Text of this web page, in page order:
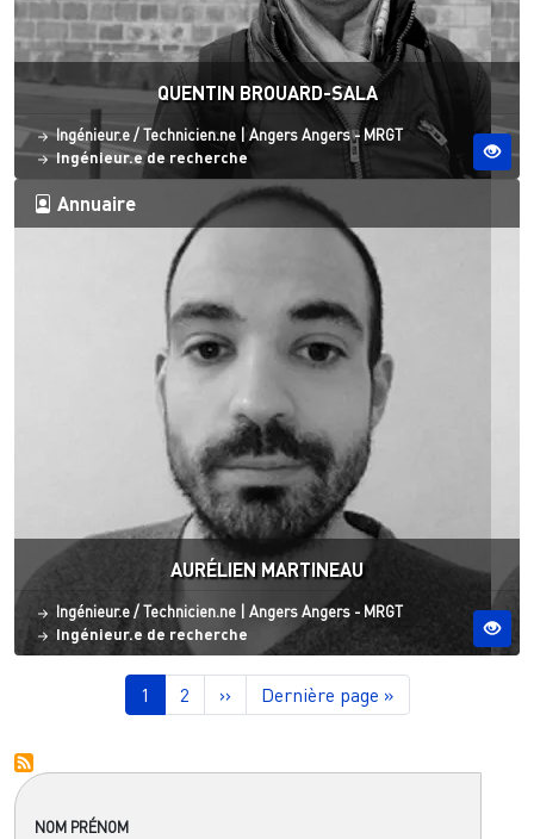
NOM PRÉNOM
QUENTIN BROUARD-SALA
Statut
Ingénieur.e / Technicien.ne |Site ESO
AngersAngers - MRGT
Ingénieur.e de recherche
Annuaire
AURÉLIEN MARTINEAU
Statut
Ingénieur.e / Technicien.ne Site ESO
AngersAngers - MRGT
Ingénieur.e de recherche
Pagination
Page courante
1 Page
2 Page suivante
›› Dernière page
Dernière page »